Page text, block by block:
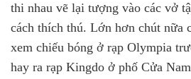
thi nhau vẽ lại tượng vào các vở
cách thích thú. Lớn hơn chút nữa
xem chiếu bóng ở rạp Olympia
hay ra rạp Kingdo ở phố Cửa